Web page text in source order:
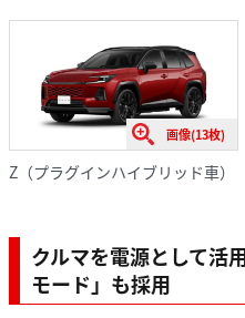
画像(13枚)
Z（プラグインハイブリッド車）
クルマを電源として活
モード」も採用